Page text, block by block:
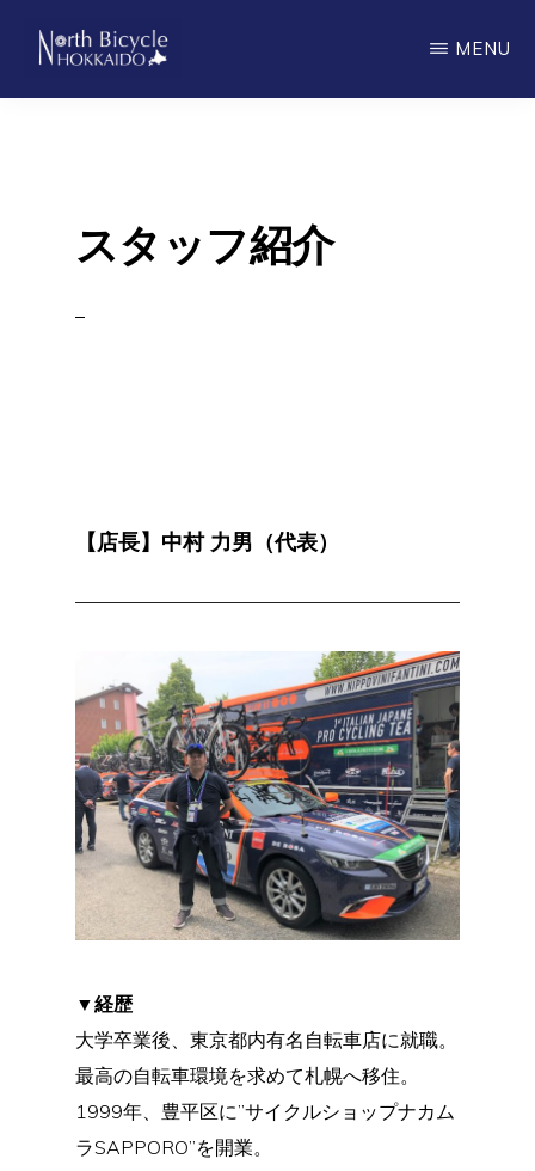
main
ノ
MENU
スタッフ紹介
【店長】中村 力男（代表）
▼経歴
大学卒業後、東京都内有名自転車店に就職。
最高の自転車環境を求めて札幌へ移住。
1999年、豊平区に”サイクルショップナカム
ラSAPPORO”を開業。